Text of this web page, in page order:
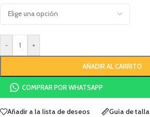
- +
AÑADIR AL CARRITO
COMPRAR POR WHATSAPP
Añadir a la lista de deseos Guía de talla